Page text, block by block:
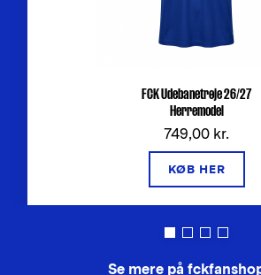
FCK Udebanetrøje 26/27
Herremodel
749,00 kr.
KØB HER
Se mere på